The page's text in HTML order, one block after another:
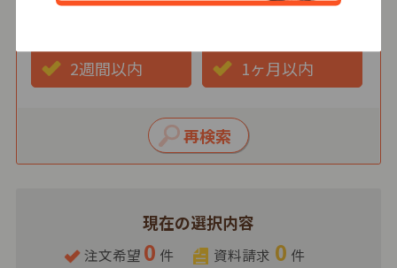
現在の選択内容
注文希望 0 件 資料請求 0 件
2週間以内 1ヶ月以内